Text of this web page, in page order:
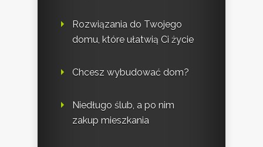
Rozwiązania do Twojego
domu, które ułatwią Ci życie
Chcesz wybudować dom?
Niedługo ślub, a po nim
zakup mieszkania